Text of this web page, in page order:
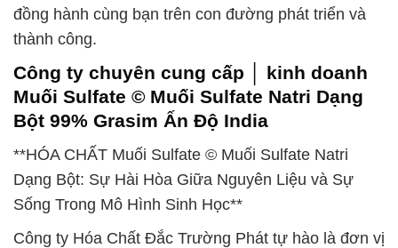
đồng hành cùng bạn trên con đường phát triển và
thành công.
Công ty chuyên cung cấp │ kinh doanh
Muối Sulfate © Muối Sulfate Natri Dạng
Bột 99% Grasim Ấn Độ India
**HÓA CHẤT Muối Sulfate © Muối Sulfate Natri
Dạng Bột: Sự Hài Hòa Giữa Nguyên Liệu và Sự
Sống Trong Mô Hình Sinh Học**
Công ty Hóa Chất Đắc Trường Phát tự hào là đơn vị